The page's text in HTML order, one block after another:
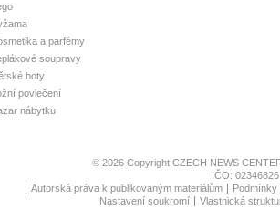
a parfémy
soupravy
boty
povlečení
nábytku
© 2026 Copyright CZECH NEWS
IČO:
Autorská práva k publikovaným materiálům
Nastavení soukromí
Vlastnická